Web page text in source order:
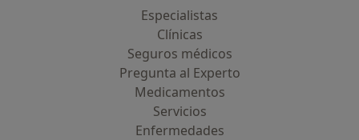
Especialistas
Clínicas
Seguros médicos
Pregunta al Experto
Medicamentos
Servicios
Enfermedades